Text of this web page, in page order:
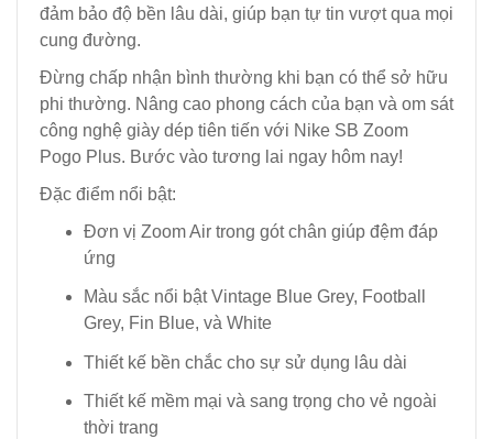
đảm bảo độ bền lâu dài, giúp bạn tự tin vượt qua mọi
cung đường.
Đừng chấp nhận bình thường khi bạn có thể sở hữu
phi thường. Nâng cao phong cách của bạn và om sát
công nghệ giày dép tiên tiến với Nike SB Zoom
Pogo Plus. Bước vào tương lai ngay hôm nay!
Đặc điểm nổi bật:
Đơn vị Zoom Air trong gót chân giúp đệm đáp
ứng
Màu sắc nổi bật Vintage Blue Grey, Football
Grey, Fin Blue, và White
Thiết kế bền chắc cho sự sử dụng lâu dài
Thiết kế mềm mại và sang trọng cho vẻ ngoài
thời trang